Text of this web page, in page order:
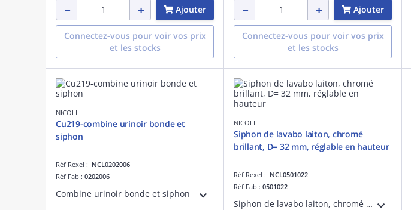
Ajouter
Connectez-vous pour voir vos prix
et les stocks
Ajouter
Connectez-vous pour voir vos prix
et les stocks
NICOLL
Cu219-combine urinoir bonde et
siphon
Réf Rexel : NCL0202006
Réf Fab : 0202006
Combine urinoir bonde et siphon
NICOLL
Siphon de lavabo laiton, chromé
brillant, D= 32 mm, réglable en hauteur
Réf Rexel : NCL0501022
Réf Fab : 0501022
Siphon de lavabo laiton, chromé brillant, d= 32 mm, réglable en hauteur 117-172 mm, garde d'eau 50 mm